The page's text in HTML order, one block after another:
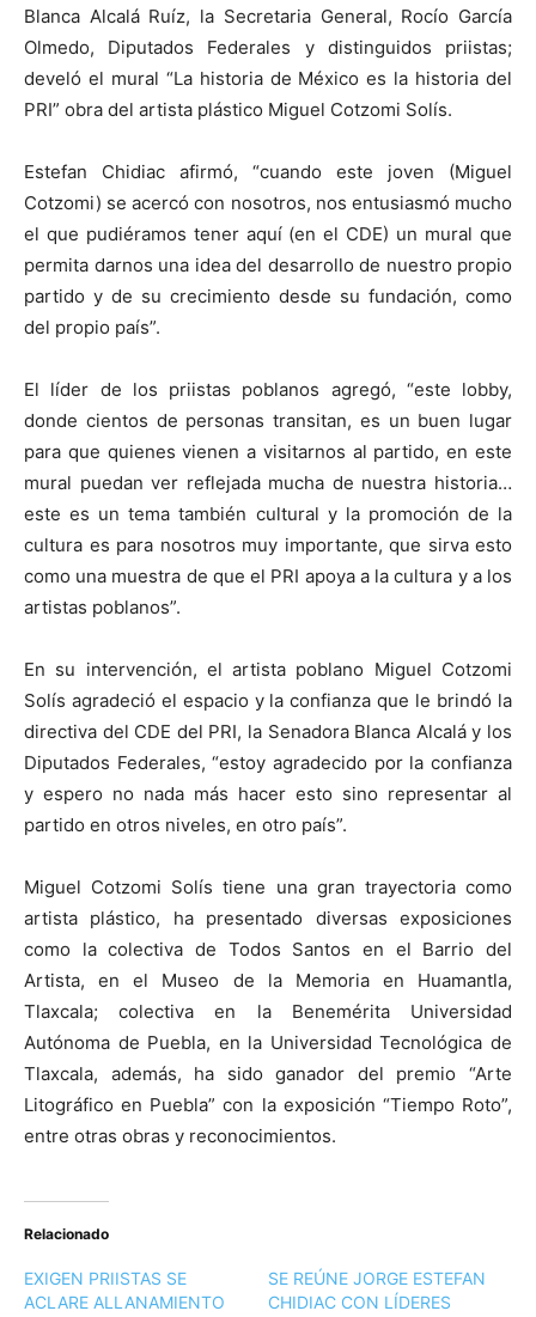
Blanca Alcalá Ruíz, la Secretaria General, Rocío García
Olmedo, Diputados Federales y distinguidos priistas;
develó el mural “La historia de México es la historia del
PRI” obra del artista plástico Miguel Cotzomi Solís.
Estefan Chidiac afirmó, “cuando este joven (Miguel
Cotzomi) se acercó con nosotros, nos entusiasmó mucho
el que pudiéramos tener aquí (en el CDE) un mural que
permita darnos una idea del desarrollo de nuestro propio
partido y de su crecimiento desde su fundación, como
del propio país”.
El líder de los priistas poblanos agregó, “este lobby,
donde cientos de personas transitan, es un buen lugar
para que quienes vienen a visitarnos al partido, en este
mural puedan ver reflejada mucha de nuestra historia…
este es un tema también cultural y la promoción de la
cultura es para nosotros muy importante, que sirva esto
como una muestra de que el PRI apoya a la cultura y a los
artistas poblanos”.
En su intervención, el artista poblano Miguel Cotzomi
Solís agradeció el espacio y la confianza que le brindó la
directiva del CDE del PRI, la Senadora Blanca Alcalá y los
Diputados Federales, “estoy agradecido por la confianza
y espero no nada más hacer esto sino representar al
partido en otros niveles, en otro país”.
Miguel Cotzomi Solís tiene una gran trayectoria como
artista plástico, ha presentado diversas exposiciones
como la colectiva de Todos Santos en el Barrio del
Artista, en el Museo de la Memoria en Huamantla,
Tlaxcala; colectiva en la Benemérita Universidad
Autónoma de Puebla, en la Universidad Tecnológica de
Tlaxcala, además, ha sido ganador del premio “Arte
Litográfico en Puebla” con la exposición “Tiempo Roto”,
entre otras obras y reconocimientos.
Relacionado
EXIGEN PRIISTAS SE
ACLARE ALLANAMIENTO
SE REÚNE JORGE ESTEFAN
CHIDIAC CON LÍDERES